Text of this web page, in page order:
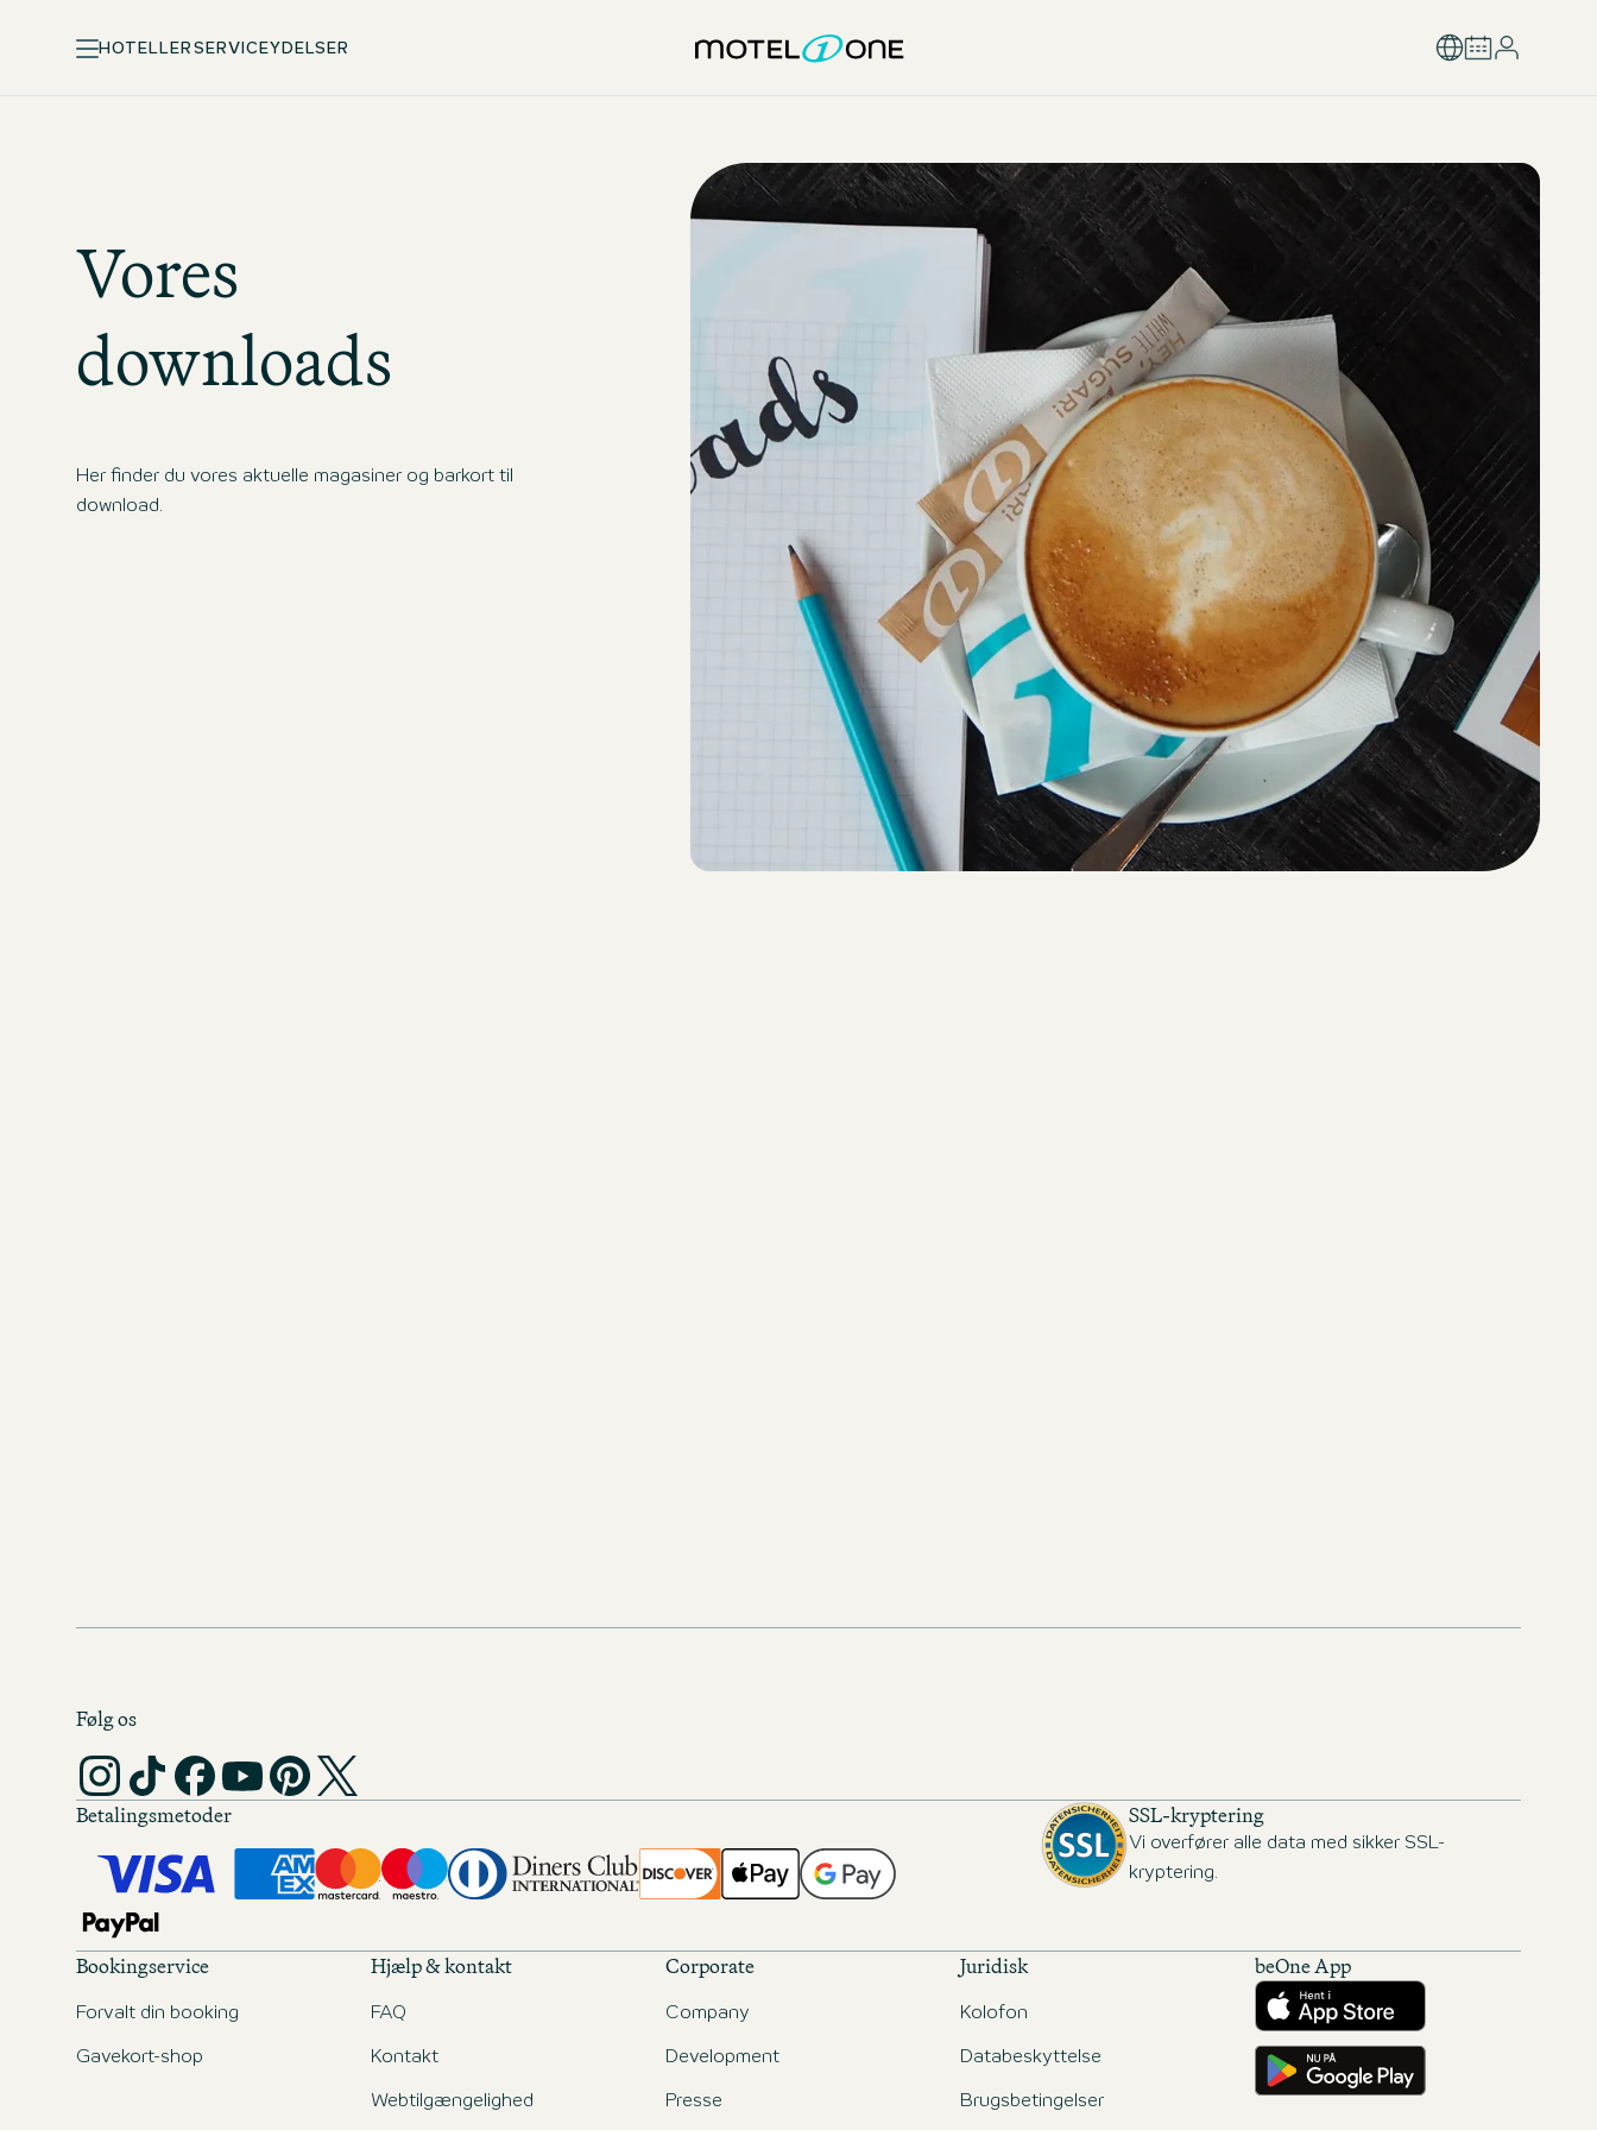
HOTELLER SERVICEYDELSER
Vores
downloads
Her finder du vores aktuelle magasiner og barkort til
download.
Følg os
Betalingsmetoder SSL-kryptering
Vi overfører alle data med sikker SSL-
kryptering.
Bookingservice
Forvalt din booking
Gavekort-shop
Hjælp & kontakt
FAQ
Kontakt
Webtilgængelighed
Corporate
Company
Development
Presse
Juridisk
Kolofon
Databeskyttelse
Brugsbetingelser
beOne App
Download fra App Store
Få det på Google Play